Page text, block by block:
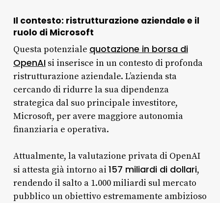
Il contesto: ristrutturazione aziendale e il
ruolo di Microsoft
Questa potenziale quotazione in borsa di
OpenAIsi inserisce in un contesto di profonda
ristrutturazione aziendale. L’azienda sta
cercando di ridurre la sua dipendenza
strategica dal suo principale investitore,
Microsoft, per avere maggiore autonomia
finanziaria e operativa.
Attualmente, la valutazione privata di OpenAI
si attesta già intorno ai 157 miliardi di dollari,
rendendo il salto a 1.000 miliardi sul mercato
pubblico un obiettivo estremamente ambizioso